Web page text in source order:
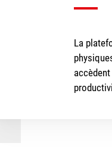
La